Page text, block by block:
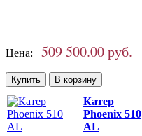
Цена: 509 500.00 руб.
Катер
Phoenix 510
AL